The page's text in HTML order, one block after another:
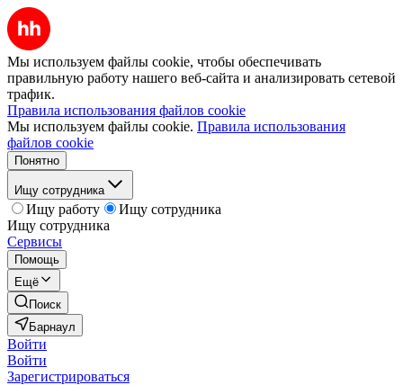
Мы используем файлы cookie, чтобы обеспечивать
правильную работу нашего веб-сайта и анализировать сетевой
трафик.
Правила использования файлов cookie
Мы используем файлы cookie. Правила использования
файлов cookie
Понятно
Ищу сотрудника
Ищу работу
Ищу сотрудника
Ищу сотрудника
Сервисы
Помощь
Ещё
Поиск
Барнаул
Войти
Войти
Зарегистрироваться